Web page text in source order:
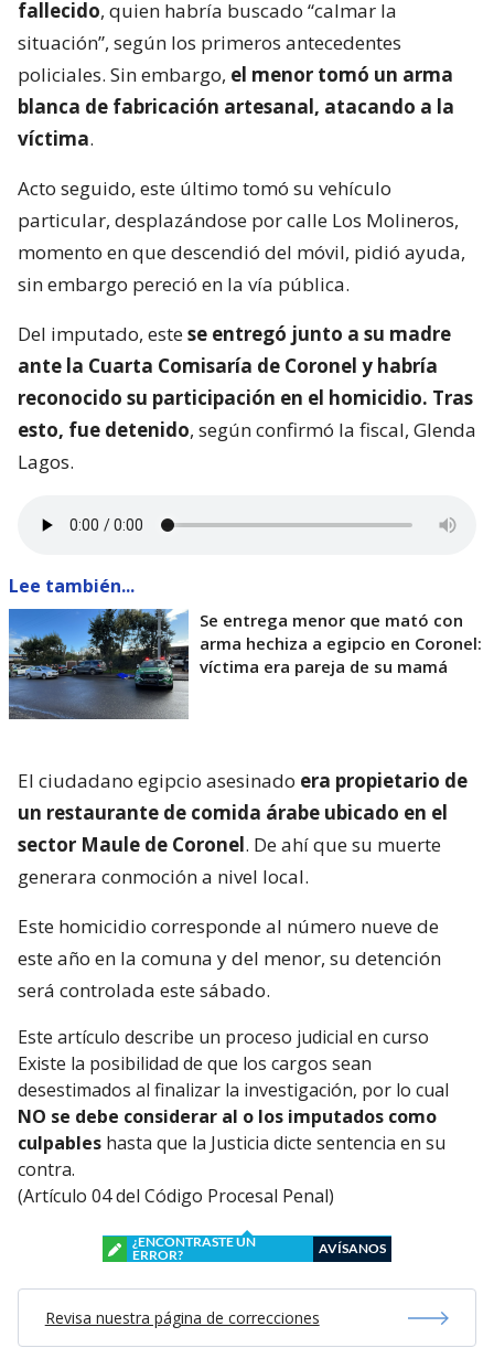
fallecido, quien habría buscado “calmar la
situación”, según los primeros antecedentes
policiales. Sin embargo, el menor tomó un arma
blanca de fabricación artesanal, atacando a la
víctima.
Acto seguido, este último tomó su vehículo
particular, desplazándose por calle Los Molineros,
momento en que descendió del móvil, pidió ayuda,
sin embargo pereció en la vía pública.
Del imputado, estese entregó junto a su madre
ante la Cuarta Comisaría de Coronel y habría
reconocido su participación en el homicidio. Tras
esto, fue detenido, según confirmó la fiscal, Glenda
Lagos.
Lee también...
Se entrega menor que mató con
arma hechiza a egipcio en Coronel:
víctima era pareja de su mamá
El ciudadano egipcio asesinado era propietario de
un restaurante de comida árabe ubicado en el
sector Maule de Coronel. De ahí que su muerte
generara conmoción a nivel local.
Este homicidio corresponde al número nueve de
este año en la comuna y del menor, su detención
será controlada este sábado.
Este artículo describe un proceso judicial en curso
Existe la posibilidad de que los cargos sean
desestimados al finalizar la investigación, por lo cual
NO se debe considerar al o los imputados como
culpables hasta que la Justicia dicte sentencia en su
contra.
(Artículo 04 del Código Procesal Penal)
¿ENCONTRASTE UN
ERROR?
AVÍSANOS
Revisa nuestra página de correcciones